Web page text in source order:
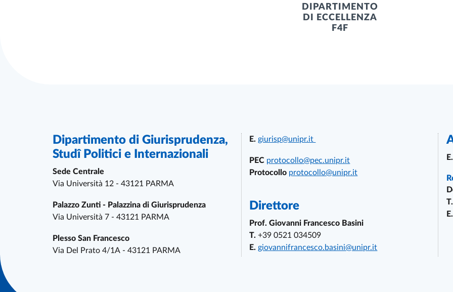
DIPARTIMENTO
DI ECCELLENZA
F4F
Dipartimento di Giurisprudenza,
Studî Politici e Internazionali
Sede Centrale
Via Università 12 - 43121 PARMA
Palazzo Zunti - Palazzina di Giurisprudenza
Via Università 7 - 43121 PARMA
Plesso San Francesco
Via Del Prato 4/1A - 43121 PARMA
E. giurisp@unipr.it
PEC protocollo@pec.unipr.it
Protocollo protocollo@unipr.it
Direttore
Prof. Giovanni Francesco Basini
T. +39 0521 034509
E. giovannifrancesco.basini@unipr.it
E.
T.
E.